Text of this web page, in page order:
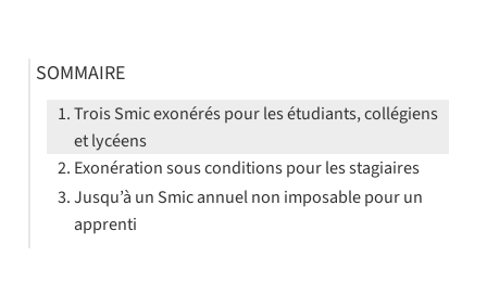
SOMMAIRE
Trois Smic exonérés pour les étudiants, collégiens
et lycéens
Exonération sous conditions pour les stagiaires
Jusqu’à un Smic annuel non imposable pour un
apprenti